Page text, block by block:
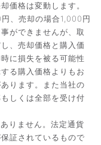
価格は変動します。
、売却の場合1,000円
ができませんが、取
、売却価格と購入価
に損失を被る可能性
る購入価格よりもお
ります。また当社の
しくは全部を受け付
りません。法定通貨
証されているもので